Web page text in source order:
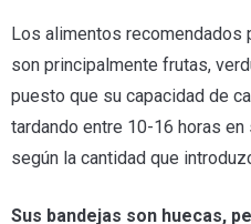
Los alimentos recomendados
son principalmente frutas,
puesto que su capacidad de
tardando entre 10-16 horas
según la cantidad que
Sus bandejas son huecas,